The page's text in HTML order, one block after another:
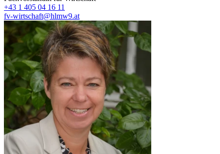
+43 1 405 04 16 11
fv-wirtschaft@hlmw9.at